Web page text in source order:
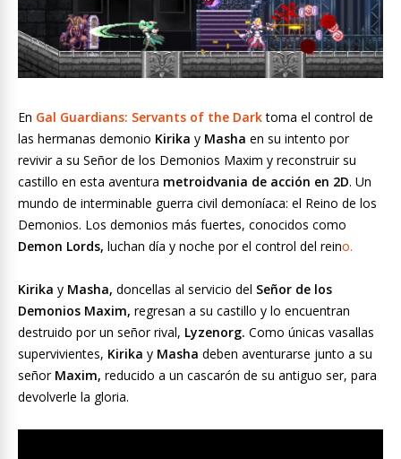
En Gal Guardians: Servants of the Darktoma el control de
las hermanas demonio Kirika y Masha en su intento por
revivir a su Señor de los Demonios Maxim y reconstruir su
castillo en esta aventura metroidvania de acción en 2D. Un
mundo de interminable guerra civil demoníaca: el Reino de los
Demonios. Los demonios más fuertes, conocidos como
Demon Lords, luchan día y noche por el control del reino.
Kirika y Masha, doncellas al servicio del Señor de los
Demonios Maxim, regresan a su castillo y lo encuentran
destruido por un señor rival, Lyzenorg. Como únicas vasallas
supervivientes, Kirika y Masha deben aventurarse junto a su
señor Maxim, reducido a un cascarón de su antiguo ser, para
devolverle la gloria.